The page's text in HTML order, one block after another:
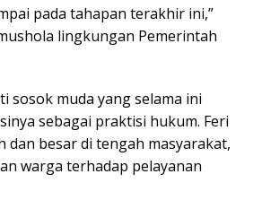
pada tahapan terakhir ini,”
lingkungan Pemerintah
sosok muda yang selama ini
sebagai praktisi hukum. Feri
besar di tengah masyarakat,
warga terhadap pelayanan